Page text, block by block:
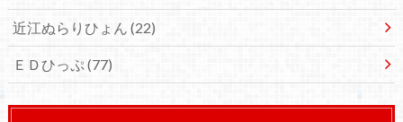
近江ぬらりひょん (22)
ＥＤひっぷ(77)